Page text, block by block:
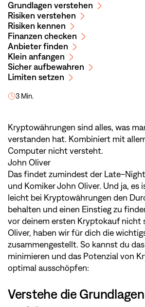
Grundlagen verstehen
Risiken verstehen
Risiken kennen
Finanzen checken
Anbieter finden
Klein anfangen
Sicher aufbewahren
Limiten setzen
3 Min.
Kryptowährungen sind alles, was
verstanden hat. Kombiniert mit
Computer nicht versteht.
John Oliver
Das findet zumindest der Late-
und Komiker John Oliver. Und ja, es
leicht bei Kryptowährungen den
behalten und einen Einstieg zu
vor deinem ersten Kryptokauf nicht
Oliver, haben wir für dich die
zusammengestellt. So kannst du
minimieren und das Potenzial von
optimal ausschöpfen:
Verstehe die